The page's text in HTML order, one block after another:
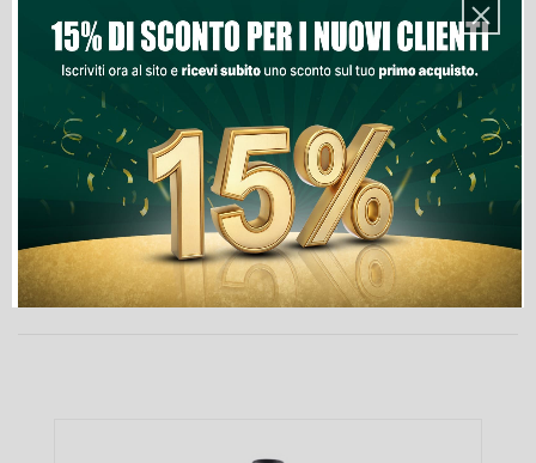
Aggiungi Al Carrello
Lista Dei Desideri
PRODOTTI NELLA STESSA CATEGORIA